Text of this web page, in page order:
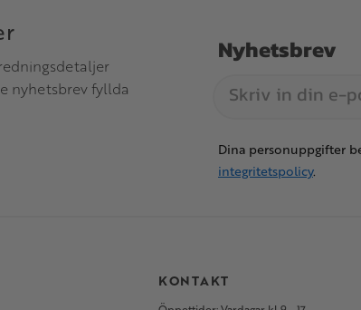
nyhetsbrev fyllda
Nyhetsbrev
Dina personuppgifter
integritetspolicy.
KONTAKT